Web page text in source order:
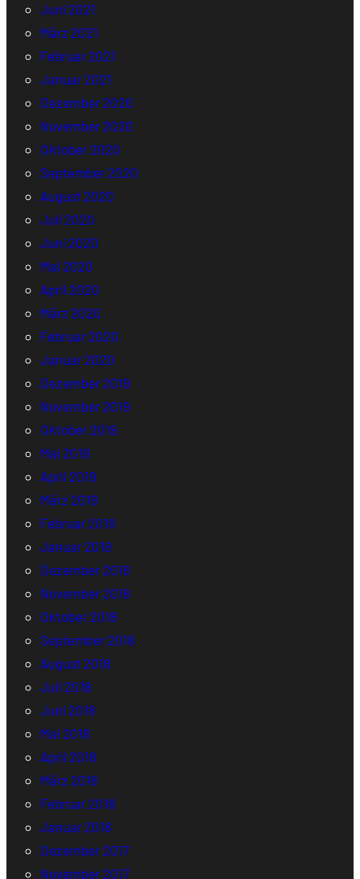
Juni 2021
März 2021
Februar 2021
Januar 2021
Dezember 2020
November 2020
Oktober 2020
September 2020
August 2020
Juli 2020
Juni 2020
Mai 2020
April 2020
März 2020
Februar 2020
Januar 2020
Dezember 2019
November 2019
Oktober 2019
Mai 2019
April 2019
März 2019
Februar 2019
Januar 2019
Dezember 2018
November 2018
Oktober 2018
September 2018
August 2018
Juli 2018
Juni 2018
Mai 2018
April 2018
März 2018
Februar 2018
Januar 2018
Dezember 2017
November 2017